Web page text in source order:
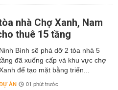
nhà Chợ Xanh, Nam
thuê 15 tầng
Ninh Bình sẽ phá dỡ 2 tòa nhà 5
đã xuống cấp và khu vực chợ
để tạo mặt bằng triển...
ÁN 01 phút trước